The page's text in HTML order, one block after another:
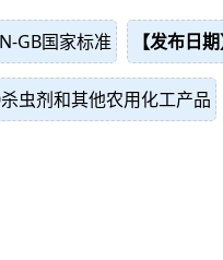
GB国家标准 【发布日期
虫剂和其他农用化工产品